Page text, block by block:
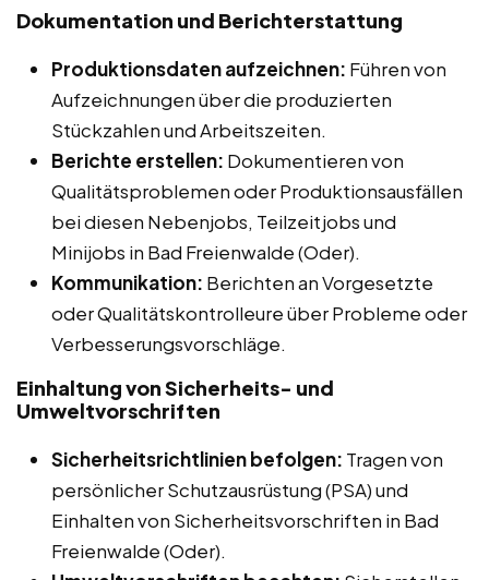
Dokumentation und Berichterstattung
Produktionsdaten aufzeichnen: Führen von
Aufzeichnungen über die produzierten
Stückzahlen und Arbeitszeiten.
Berichte erstellen: Dokumentieren von
Qualitätsproblemen oder Produktionsausfällen
bei diesen Nebenjobs, Teilzeitjobs und
Minijobs in Bad Freienwalde (Oder).
Kommunikation: Berichten an Vorgesetzte
oder Qualitätskontrolleure über Probleme oder
Verbesserungsvorschläge.
Einhaltung von Sicherheits- und
Umweltvorschriften
Sicherheitsrichtlinien befolgen: Tragen von
persönlicher Schutzausrüstung (PSA) und
Einhalten von Sicherheitsvorschriften in Bad
Freienwalde (Oder).